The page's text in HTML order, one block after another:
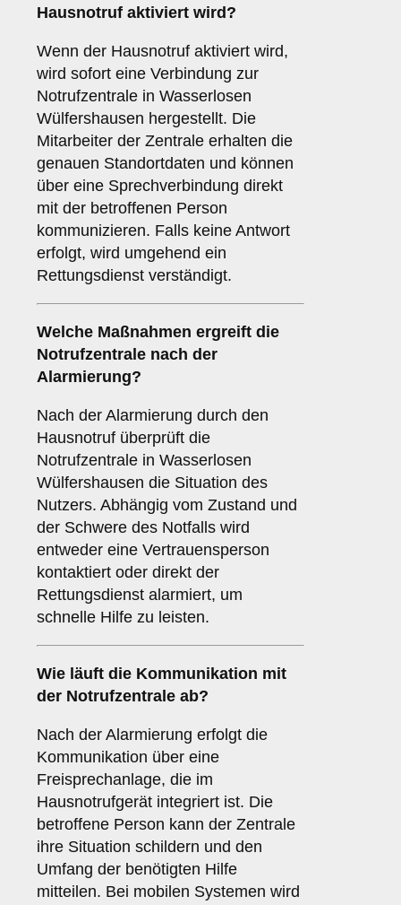
Hausnotruf aktiviert wird?
Wenn der Hausnotruf aktiviert wird,
wird sofort eine Verbindung zur
Notrufzentrale in Wasserlosen
Wülfershausen hergestellt. Die
Mitarbeiter der Zentrale erhalten die
genauen Standortdaten und können
über eine Sprechverbindung direkt
mit der betroffenen Person
kommunizieren. Falls keine Antwort
erfolgt, wird umgehend ein
Rettungsdienst verständigt.
Welche Maßnahmen ergreift die
Notrufzentrale nach der
Alarmierung?
Nach der Alarmierung durch den
Hausnotruf überprüft die
Notrufzentrale in Wasserlosen
Wülfershausen die Situation des
Nutzers. Abhängig vom Zustand und
der Schwere des Notfalls wird
entweder eine Vertrauensperson
kontaktiert oder direkt der
Rettungsdienst alarmiert, um
schnelle Hilfe zu leisten.
Wie läuft die Kommunikation mit
der Notrufzentrale ab?
Nach der Alarmierung erfolgt die
Kommunikation über eine
Freisprechanlage, die im
Hausnotrufgerät integriert ist. Die
betroffene Person kann der Zentrale
ihre Situation schildern und den
Umfang der benötigten Hilfe
mitteilen. Bei mobilen Systemen wird